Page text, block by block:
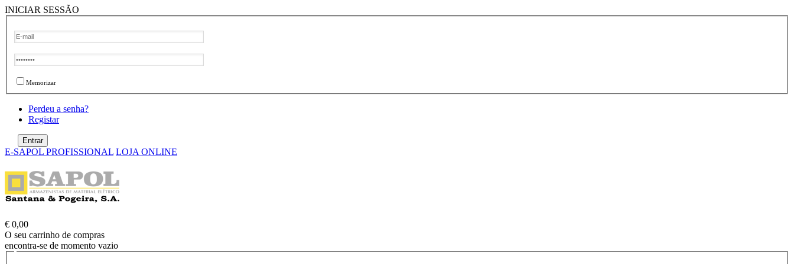
INICIAR SESSÃO
Memorizar
Perdeu a senha?
Registar
E-SAPOL PROFISSIONAL LOJA ONLINE
€ 0,00
O seu carrinho de compras
encontra-se de momento vazio